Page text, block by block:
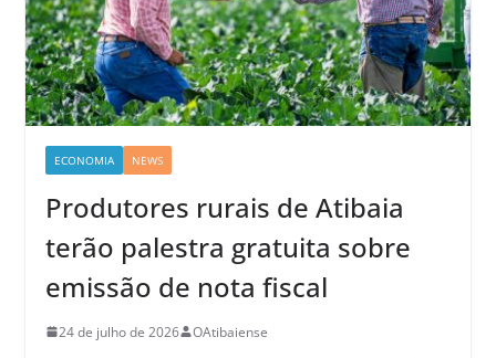
ECONOMIA NEWS
Produtores rurais de Atibaia
terão palestra gratuita sobre
emissão de nota fiscal
24 de julho de 2026 OAtibaiense